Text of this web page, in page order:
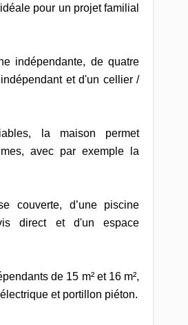
pour un projet familial
indépendante, de quatre
et d'un cellier /
la maison permet
avec par exemple la
couverte, d’une piscine
direct et d'un espace
de 15 m² et 16 m²,
et portillon piéton.